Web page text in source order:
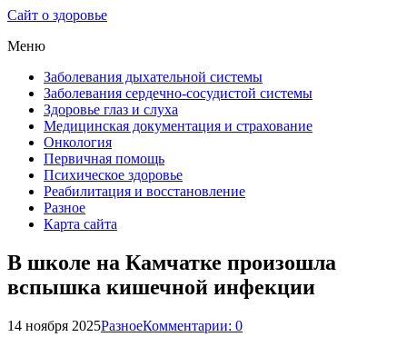
Сайт о здоровье
Меню
Заболевания дыхательной системы
Заболевания сердечно-сосудистой системы
Здоровье глаз и слуха
Медицинская документация и страхование
Онкология
Первичная помощь
Психическое здоровье
Реабилитация и восстановление
Разное
Карта сайта
В школе на Камчатке произошла
вспышка кишечной инфекции
14 ноября 2025РазноеКомментарии: 0